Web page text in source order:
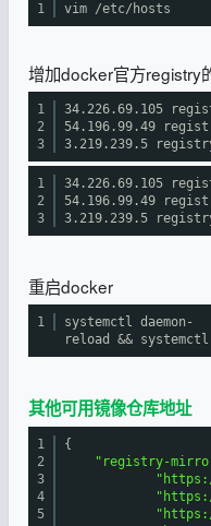
1 vim /etc/hosts
增加docker官方registry
1
2
3
34.226.69.105
54.196.99.49
3.219.239.5
1
2
3
34.226.69.105
54.196.99.49
3.219.239.5
重启docker
1
systemctl daemon-
reload &&
其他可用镜像仓库地址
1
2
3
4
5
{
"registry-